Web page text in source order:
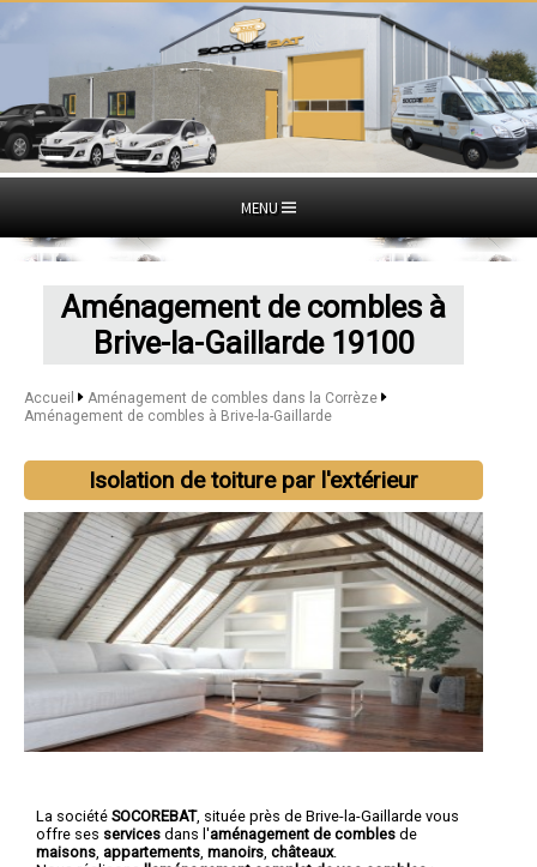
MENU
Aménagement de combles à
Brive-la-Gaillarde 19100
Accueil
Aménagement de combles dans la Corrèze
Aménagement de combles à Brive-la-Gaillarde
Isolation de toiture par l'extérieur
La société SOCOREBAT, située près de Brive-la-Gaillarde vous
offre ses services dans l'aménagement de combles de
maisons appartements manoirs châteaux.